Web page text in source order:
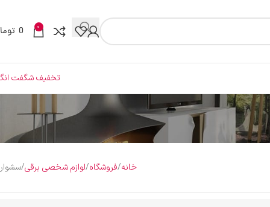
0
0
تخفیف شگفت
خانه فروشگاه لوازم شخصی برقی سشوار